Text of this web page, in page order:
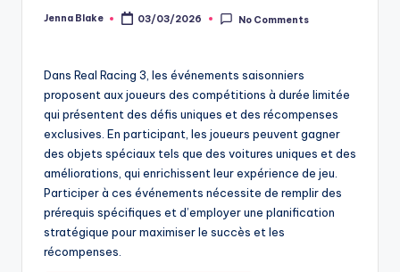
Posted
Jenna Blake 03/03/2026 No Comments
Dans Real Racing 3, les événements saisonniers
proposent aux joueurs des compétitions à durée limitée
qui présentent des défis uniques et des récompenses
exclusives. En participant, les joueurs peuvent gagner
des objets spéciaux tels que des voitures uniques et des
améliorations, qui enrichissent leur expérience de jeu.
Participer à ces événements nécessite de remplir des
prérequis spécifiques et d’employer une planification
stratégique pour maximiser le succès et les
récompenses.